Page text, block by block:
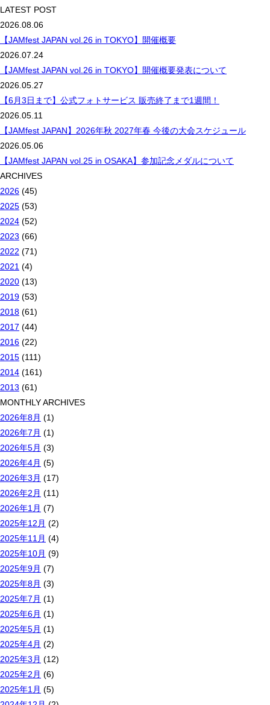
LATEST POST
2026.08.06
【JAMfest JAPAN vol.26 in TOKYO】開催概要
2026.07.24
【JAMfest JAPAN vol.26 in TOKYO】開催概要発表について
2026.05.27
【6月3日まで】公式フォトサービス 販売終了まで1週間！
2026.05.11
【JAMfest JAPAN】2026年秋 2027年春 今後の大会スケジュール
2026.05.06
【JAMfest JAPAN vol.25 in OSAKA】参加記念メダルについて
ARCHIVES
2026 (45)
2025 (53)
2024 (52)
2023 (66)
2022 (71)
2021 (4)
2020 (13)
2019 (53)
2018 (61)
2017 (44)
2016 (22)
2015 (111)
2014 (161)
2013 (61)
MONTHLY ARCHIVES
2026年8月 (1)
2026年7月 (1)
2026年5月 (3)
2026年4月 (5)
2026年3月 (17)
2026年2月 (11)
2026年1月 (7)
2025年12月 (2)
2025年11月 (4)
2025年10月 (9)
2025年9月 (7)
2025年8月 (3)
2025年7月 (1)
2025年6月 (1)
2025年5月 (1)
2025年4月 (2)
2025年3月 (12)
2025年2月 (6)
2025年1月 (5)